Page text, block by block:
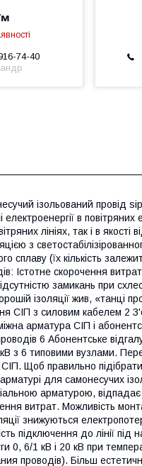
м
74-40
ізольований провід
в
лініях, так і в якості
з
(їх кількість
Істотне скорочення
замикань при
ізоляції жив, «танці
СІП з силовим кабелем 2
арматура СІП і
6 Абонентське
з 6 типовими вузлами.
Щоб правильно
для самонесучих
арматурою, відпадає
витрат. Можливість
знижуються
підключення до лінії під
0, 6/1 кВ і 20 кВ при
проводів). Більш